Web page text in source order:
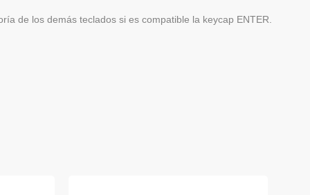
de los demás teclados si es compatible la keycap ENTER.